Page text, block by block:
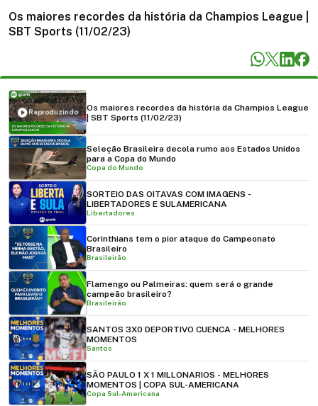
Os maiores recordes da história da Champios League |
SBT Sports (11/02/23)
Reproduzindo
Os maiores recordes da história da Champios League
| SBT Sports (11/02/23)
Seleção Brasileira decola rumo aos Estados Unidos
para a Copa do Mundo
Copa do Mundo
SORTEIO DAS OITAVAS COM IMAGENS -
LIBERTADORES E SULAMERICANA
Libertadores
Corinthians tem o pior ataque do Campeonato
Brasileiro
Brasileirão
Flamengo ou Palmeiras: quem será o grande
campeão brasileiro?
Brasileirão
SANTOS 3X0 DEPORTIVO CUENCA - MELHORES
MOMENTOS
Santos
SÃO PAULO 1 X 1 MILLONARIOS - MELHORES
MOMENTOS | COPA SUL-AMERICANA
Copa Sul-Americana